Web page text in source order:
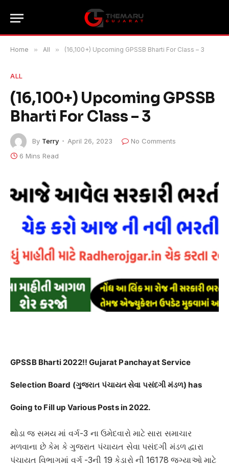
Home » All » (16,100+) Upcoming GPSSB Bharti For Class – 3
ALL
(16,100+) Upcoming GPSSB
Bharti For Class – 3
By Terry April 26, 2023
No Comments
6 Mins Read
GPSSB Bharti 2022!! Gujarat Panchayat Service
Selection Board (ગુજરાત પંચાયત સેવા પસંદગી મંડળ) has
Going to Fill up Various Posts in 2022.
થોડા જ સમય માં વર્ગ-3 ના ઉમેદવારો માટે સારા સમાચાર
મળવાના છે કેમ કે ગુજરાત પંચાયત સેવા પસંદગી મંડળ દ્વારા
પંચાયત વિભાગમાં વર્ગ -3ની 19 કેડારો ની 16178 જગ્યાઓ માટે